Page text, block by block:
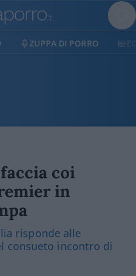
ZUPPA DI PORRO
coi
in
risponde alle
consueto incontro di